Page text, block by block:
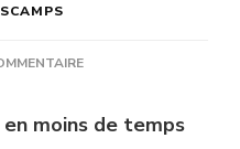
SUR
OIGNON
moins de temps